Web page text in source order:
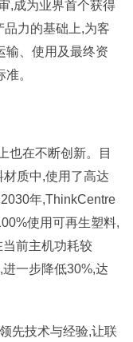
,成为业界首个获得
品力的基础上,为客
输、使用及最终资
。
也在不断创新。目
质中,使用了高达
年,ThinkCentre
使用可再生塑料,
前主机功耗较
一步降低30%,达
先技术与经验,让联